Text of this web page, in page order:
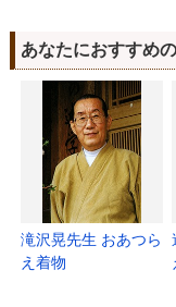
あなたにおすすめ
滝沢晃先生 おあつら
え着物